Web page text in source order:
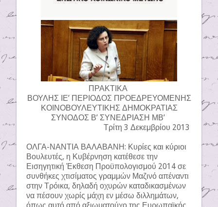
ΠΡΑΚΤΙΚΑ
ΒΟΥΛΗΣ ΙΕ’ ΠΕΡΙΟΔΟΣ ΠΡΟΕΔΡΕΥΟΜΕΝΗΣ
ΚΟΙΝΟΒΟΥΛΕΥΤΙΚΗΣ ΔΗΜΟΚΡΑΤΙΑΣ
ΣΥΝΟΔΟΣ Β’ ΣΥΝΕΔΡΙΑΣΗ ΜΒ’
Τρίτη 3 Δεκεμβρίου 2013
ΟΛΓΑ-ΝΑΝΤΙΑ ΒΑΛΑΒΑΝΗ: Κυρίες και κύριοι
Βουλευτές, η Κυβέρνηση κατέθεσε την
Εισηγητική Έκθεση Προϋπολογισμού 2014 σε
συνθήκες χτισίματος γραμμών Μαζινό απέναντι
στην Τρόικα, δηλαδή οχυρών καταδικασμένων
να πέσουν χωρίς μάχη εν μέσω διλλημάτων,